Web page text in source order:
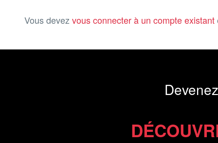
Vous devez vous connecter à un compte existant